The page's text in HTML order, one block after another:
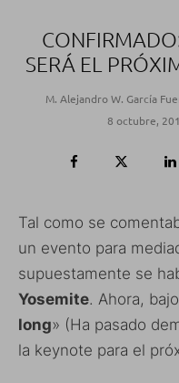
SERÁ EL
M. Alejandro W. García
8 octubre,
Tal como se
un evento para
supuestamente se
Yosemite. Ahora,
long» (Ha pasado
la keynote para el